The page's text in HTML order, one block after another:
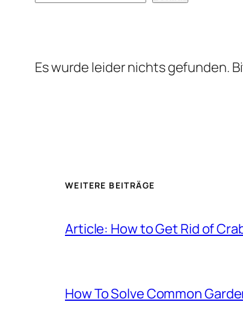
Es wurde leider nichts gefunden.
WEITERE BEITRÄGE
Article: How to Get Rid of
How To Solve Common